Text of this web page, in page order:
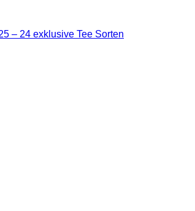
– 24 exklusive Tee Sorten